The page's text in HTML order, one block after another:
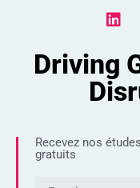
Driving
Recevez nos
gratuits